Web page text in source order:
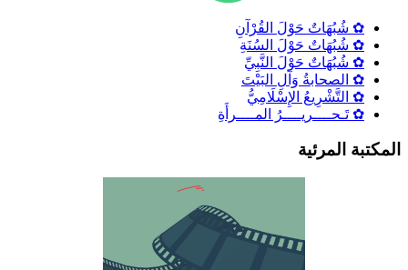
✿ شُبُهَاتٌ حَوْلَ القُرْآنِ
✿ شُبُهَاتٌ حَوْلَ السُنَةِ
✿ شُبُهَاتٌ حَوْلَ النَّبِيِّ
✿ الصحابةُ وَآلِ البَيْتَ
✿ التَّشْرِيعُ الإِسْلَامِيُّ
✿ تَـحــــريــــرُ المــــرأَةِ
المرئية